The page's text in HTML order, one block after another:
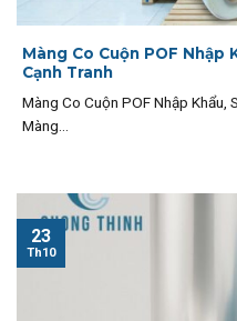
Màng Co Cuộn POF Nhập
Cạnh Tranh
Màng Co Cuộn POF Nhập Khẩu,
Màng...
23
Th10